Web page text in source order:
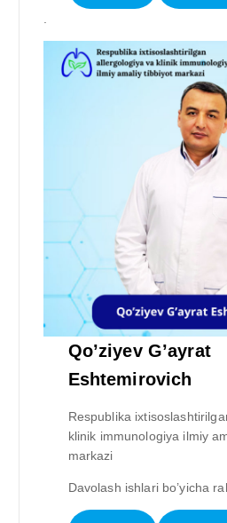
Qo’ziyev G’ayrat
Eshtemirovich
Respublika
klinik immunologiya ilmiy
markazi
Davolash ishlari bo’yicha